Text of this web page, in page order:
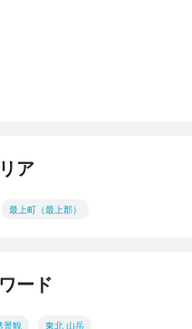
ア
最上町（最上郡）
ード
景観 東北 山岳